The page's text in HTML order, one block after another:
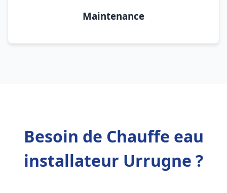
Maintenance
Besoin de Chauffe eau
installateur Urrugne ?